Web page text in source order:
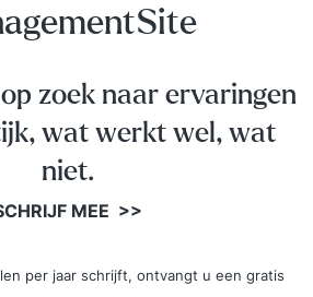
jaar), - Sturing en leiding wilt
zoek naar ervaringen
wat werkt wel, wat
niet.
MEE >>
per jaar schrijft, ontvangt u een gratis